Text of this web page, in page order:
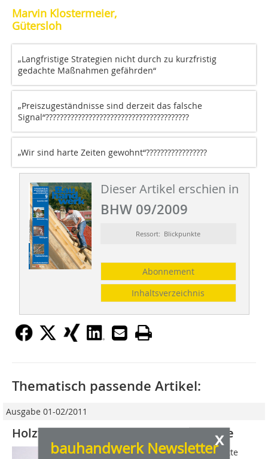
Marvin Klostermeier,
Gütersloh
„Langfristige Strategien nicht durch zu kurzfristig
gedachte Maßnahmen gefährden“
„Preiszugeständnisse sind derzeit das falsche
Signal“????????????????????????????????????????
„Wir sind harte Zeiten gewohnt“?????????????????
Dieser Artikel erschien in
BHW 09/2009
Ressort: Blickpunkte
Abonnement
Inhaltsverzeichnis
x
bauhandwerk Newsletter
Thematisch passende Artikel:
Ausgabe 01-02/2011
Holzfaserverstärkte 10 mm Gipsplatte
Die mit Holzfasern verstärkte Gipsplatte